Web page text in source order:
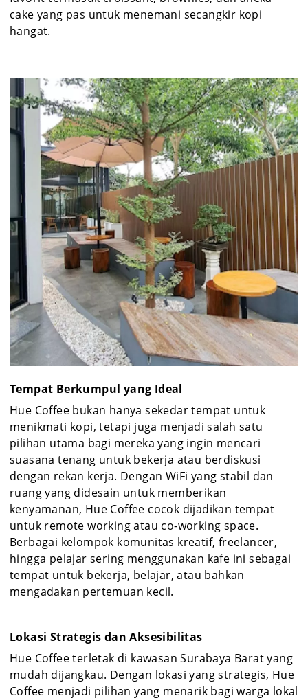
cake yang pas untuk menemani secangkir kopi
hangat.
Tempat Berkumpul yang Ideal
Hue Coffee bukan hanya sekedar tempat untuk
menikmati kopi, tetapi juga menjadi salah satu
pilihan utama bagi mereka yang ingin mencari
suasana tenang untuk bekerja atau berdiskusi
dengan rekan kerja. Dengan WiFi yang stabil dan
ruang yang didesain untuk memberikan
kenyamanan, Hue Coffee cocok dijadikan tempat
untuk remote working atau co-working space.
Berbagai kelompok komunitas kreatif, freelancer,
hingga pelajar sering menggunakan kafe ini sebagai
tempat untuk bekerja, belajar, atau bahkan
mengadakan pertemuan kecil.
Lokasi Strategis dan Aksesibilitas
Hue Coffee terletak di kawasan Surabaya Barat yang
mudah dijangkau. Dengan lokasi yang strategis, Hue
Coffee menjadi pilihan yang menarik bagi warga lokal